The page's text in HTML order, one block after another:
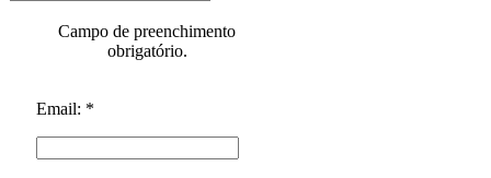
Campo de preenchimento
obrigatório.
Email: *